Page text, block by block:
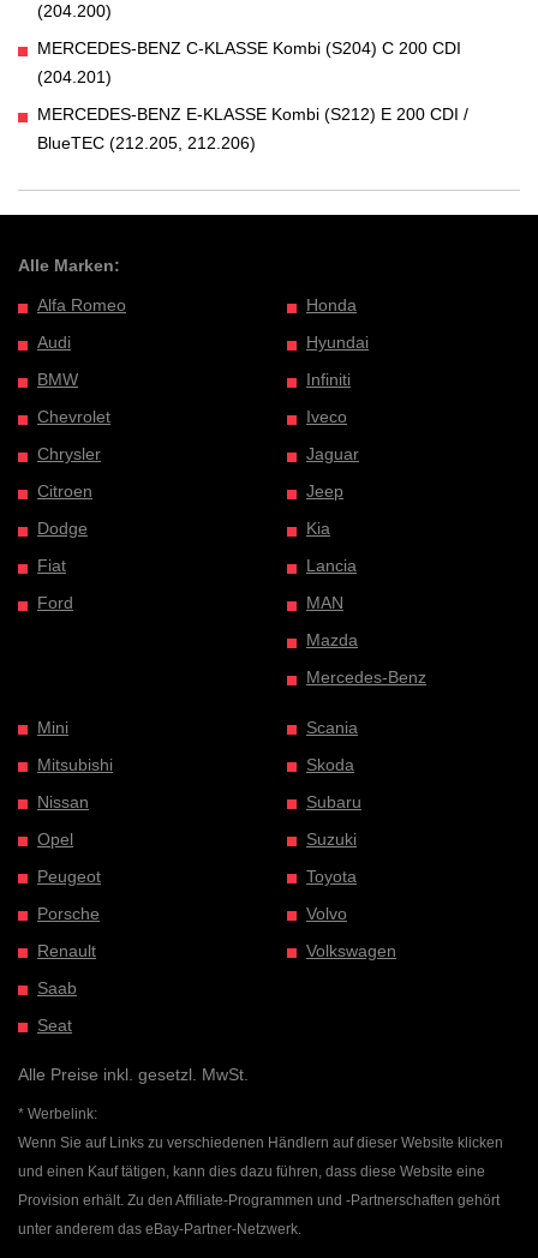
(204.200)
MERCEDES-BENZ C-KLASSE Kombi (S204) C 200 CDI
(204.201)
MERCEDES-BENZ E-KLASSE Kombi (S212) E 200 CDI /
BlueTEC (212.205, 212.206)
Alle Marken:
Alfa Romeo
Audi
BMW
Chevrolet
Chrysler
Citroen
Dodge
Fiat
Ford
Honda
Hyundai
Infiniti
Iveco
Jaguar
Jeep
Kia
Lancia
MAN
Mazda
Mercedes-Benz
Mini
Mitsubishi
Nissan
Opel
Peugeot
Porsche
Renault
Saab
Seat
Scania
Skoda
Subaru
Suzuki
Toyota
Volvo
Volkswagen
Alle Preise inkl. gesetzl. MwSt.
* Werbelink:
Wenn Sie auf Links zu verschiedenen Händlern auf dieser Website klicken
und einen Kauf tätigen, kann dies dazu führen, dass diese Website eine
Provision erhält. Zu den Affiliate-Programmen und -Partnerschaften gehört
unter anderem das eBay-Partner-Netzwerk.